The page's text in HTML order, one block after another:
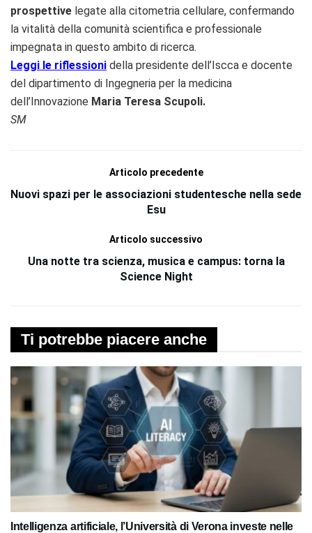
prospettive legate alla citometria cellulare, confermando
la vitalità della comunità scientifica e professionale
impegnata in questo ambito di ricerca.
Leggi le riflessioni della presidente dell’Iscca e docente
del dipartimento di Ingegneria per la medicina
dell’Innovazione Maria Teresa Scupoli.
SM
Articolo precedente
Nuovi spazi per le associazioni studentesche nella sede
Esu
Articolo successivo
Una notte tra scienza, musica e campus: torna la
Science Night
Ti potrebbe piacere anche
Intelligenza artificiale, l’Università di Verona investe nelle